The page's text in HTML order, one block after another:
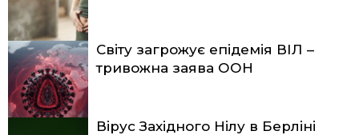
Світу загрожує епідемія ВІЛ –
тривожна заява ООН
Вірус Західного Нілу в Берліні